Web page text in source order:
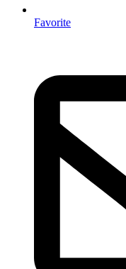
Favorite